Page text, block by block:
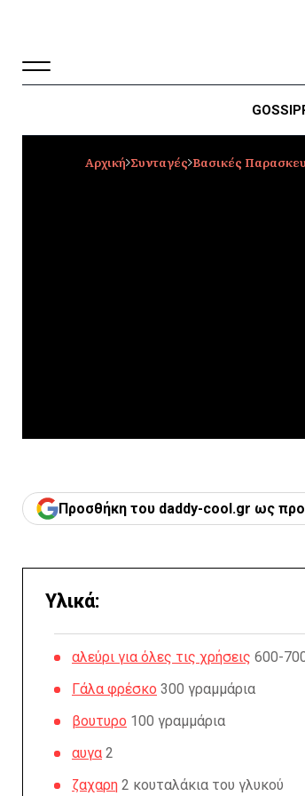
GOSSIP
Αρχική Συνταγές Βασικές
Προσθήκη του daddy-cool.gr ως
Υλικά:
αλεύρι για όλες τις χρήσεις 600-
Γάλα φρέσκο 300 γραμμάρια
βουτυρο 100 γραμμάρια
αυγα 2
ζαχαρη 2 κουταλάκια του γλυκού